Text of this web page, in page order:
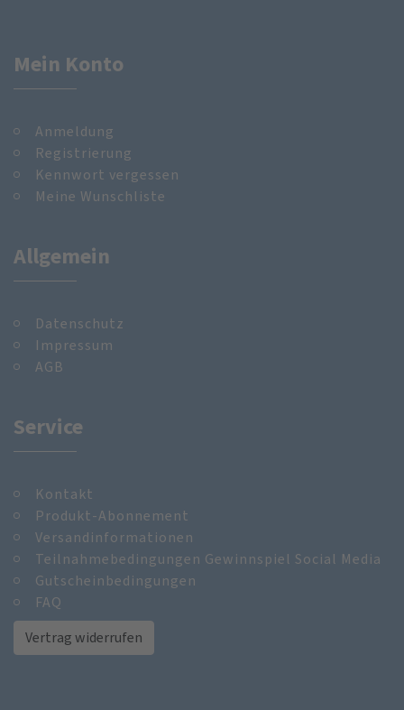
Mein Konto
Anmeldung
Registrierung
Kennwort vergessen
Meine Wunschliste
Allgemein
Datenschutz
Impressum
AGB
Service
Kontakt
Produkt-Abonnement
Versandinformationen
Teilnahmebedingungen Gewinnspiel Social Media
Gutscheinbedingungen
FAQ
Vertrag widerrufen